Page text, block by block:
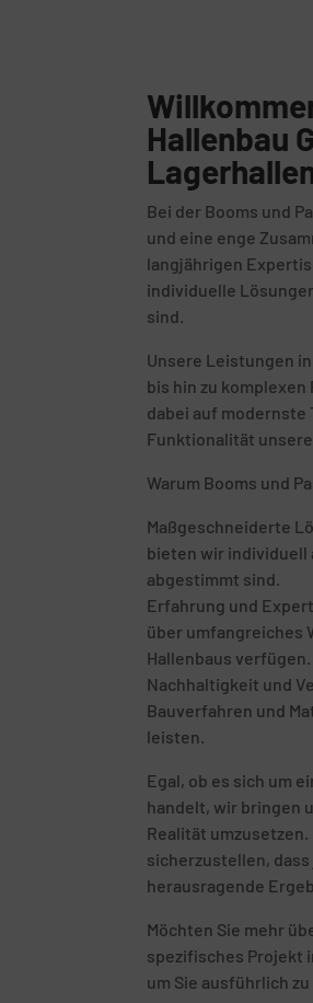
Hallenbau
Bei der Booms und
und eine enge
langjährigen
individuelle
sind.
Unsere Leistungen
bis hin zu
dabei auf modernste
Funktionalität
Warum Booms und
Maßgeschneiderte
bieten wir individuell
abgestimmt sind.
Erfahrung und
über umfangreiches
Hallenbaus verfügen.
Nachhaltigkeit und
Bauverfahren und
leisten.
Egal, ob es sich um
handelt, wir bringen
Realität
sicherzustellen,
herausragende
Möchten Sie mehr
spezifisches Projekt
um Sie ausführlich